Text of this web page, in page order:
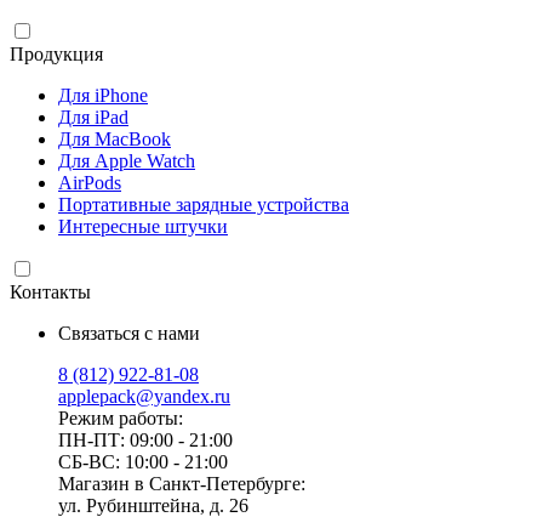
Продукция
Для iPhone
Для iPad
Для MacBook
Для Apple Watch
AirPods
Портативные зарядные устройства
Интересные штучки
Контакты
Связаться с нами
8 (812) 922-81-08
applepack@yandex.ru
Режим работы:
ПН-ПТ: 09:00 - 21:00
СБ-ВС: 10:00 - 21:00
Магазин в Санкт-Петербурге:
ул. Рубинштейна, д. 26